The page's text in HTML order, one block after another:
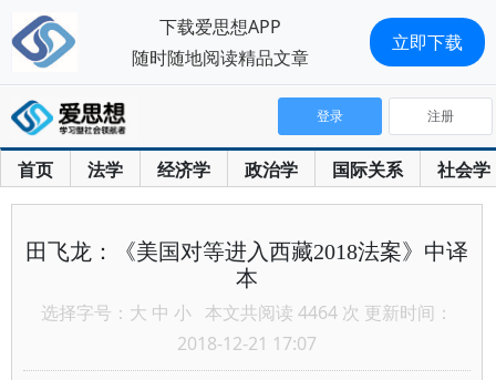
首页 法学 经济学 政治学 国际关系 社会学
登录 注册
田飞龙：《美国对等进入西藏2018法案》中译
本
选择字号： 大 中 小 本文共阅读 4464 次 更新时间：
2018-12-21 17:07
下载爱思想APP
随时随地阅读精品文章
立即下载